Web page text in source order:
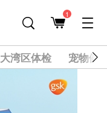
1
大湾区体检 宠物健